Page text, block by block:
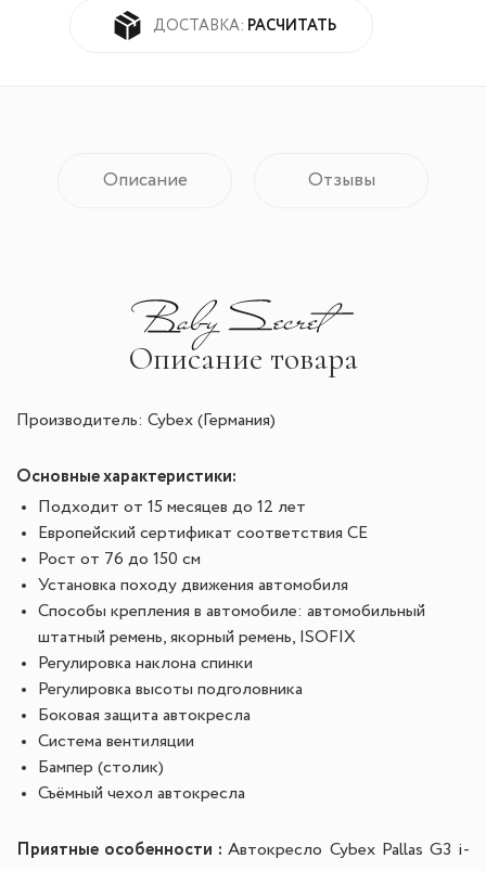
ДОСТАВКА: РАСЧИТАТЬ
Описание Отзывы
Описание товара
Производитель: Cybex (Германия)
Основные характеристики:
Подходит от 15 месяцев до 12 лет
Европейский сертификат соответствия СЕ
Рост от 76 до 150 см
Установка походу движения автомобиля
Способы крепления в автомобиле: автомобильный
штатный ремень, якорный ремень, ISOFIX
Регулировка наклона спинки
Регулировка высоты подголовника
Боковая защита автокресла
Система вентиляции
Бампер (столик)
Съёмный чехол автокресла
Приятные особенности :Автокресло Cybex Pallas G3 i-